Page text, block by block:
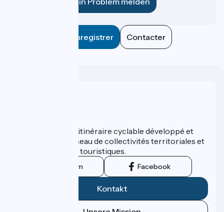
Enregistrer Contacter
ViaRhôna est un itinéraire cyclable développé et
promu par un réseau de collectivités territoriales et
leurs institutions touristiques.
Instagram Facebook
Kontakt